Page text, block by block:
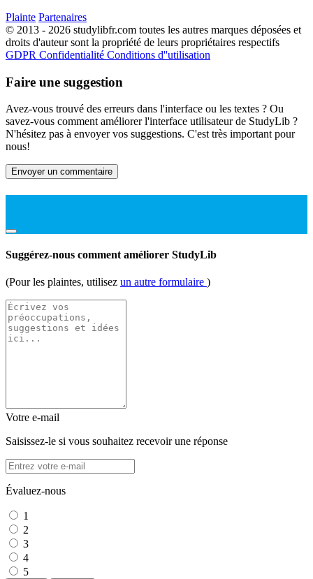
Plainte Partenaires
© 2013 - 2026 studylibfr.com toutes les autres marques déposées et
droits d'auteur sont la propriété de leurs propriétaires respectifs
GDPR Confidentialité Conditions d''utilisation
Faire une suggestion
Avez-vous trouvé des erreurs dans l'interface ou les textes ? Ou
savez-vous comment améliorer l'interface utilisateur de StudyLib ?
N'hésitez pas à envoyer vos suggestions. C'est très important pour
nous!
Envoyer un commentaire
Suggérez-nous comment améliorer StudyLib
(Pour les plaintes, utilisez un autre formulaire )
Votre e-mail
Saisissez-le si vous souhaitez recevoir une réponse
Évaluez-nous
1
2
3
4
5